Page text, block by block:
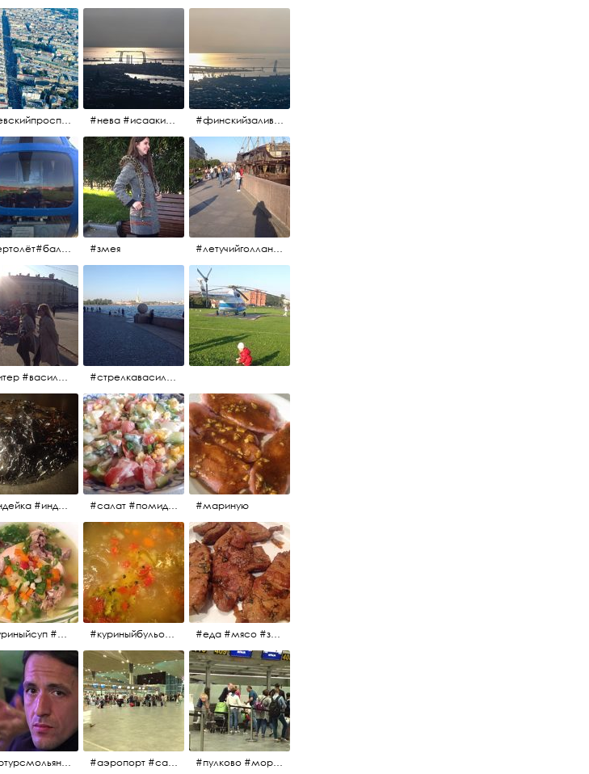
#невскийпроспект #центргорода #санктпетербург #осень2017 #когдапаришьнадгородом #нева #исаакий #исаакиевскийсобор #нева #васильевскийостров #адмиралтейскийрайон #финскийзалив #дворцовыймост #небонадпитером #осень2017 #финскийзалив #маркизовалужа #нева
#вертолёт#балтийскиеавиалинии #петропавловскаякрепость #заячийостров #полётынадпитером #полётынадгородом #полёты #змея #летучийголландец #набережнаяневы
#питер #васильевскийостров #байкеры #иностранцы #стрелкавасильевскогоострова #нева #река
#индейка #индейкавфольге #еда #мясоиндейки 🚀 #салат #помидоры #яйцо #огурцы #зелень #кинза #петрушка #укроп #сметана #соль #витамины #мариную
#куриныйсуп #еда #ужин #можнокушать #куриныйбульон #лавровыйлист #помидоры #картофель #чеснок #лук #морковь #приправы #перецдушистый #курица #ужин #еда #сольповкусу #жёлтыйкарри #имбирь #кориандр #кокос #лимонныйсок #оливковоемасло #кумин #кайенскийперец #еда #мясо #завтрак #источниквдохновения #люблюготовить
#артурсмольянинов @melnikovadsh #artursmolyaninov #аэропорт #санктпетербург #пулково #мореморе #моремолнцепесок #дваночи #пулково #море #песок #лето #морепесоксолнце #дваночи